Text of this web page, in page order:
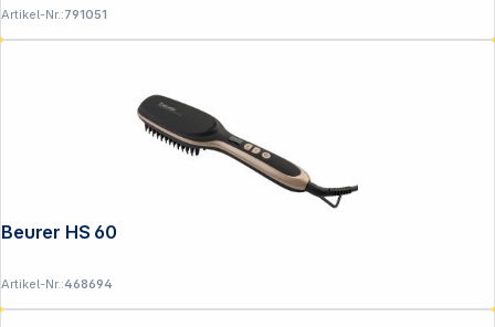
Artikel-Nr.:791051
Beurer HS 60
Artikel-Nr.:468694